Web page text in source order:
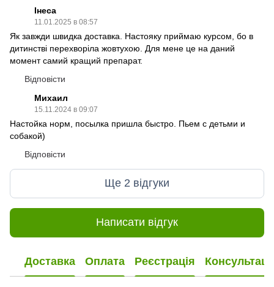
Інеса
11.01.2025 в 08:57
Як завжди швидка доставка. Настояку приймаю курсом, бо в
дитинстві перехворіла жовтухою. Для мене це на даний
момент самий кращий препарат.
Відповісти
Михаил
15.11.2024 в 09:07
Настойка норм, посылка пришла быстро. Пьем с детьми и
собакой)
Відповісти
Ще 2 відгуки
Написати відгук
Доставка Оплата Реєстрація